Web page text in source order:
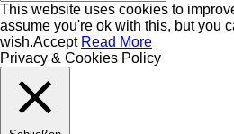
This website uses cookies to
assume you're ok with this, but you
wish.Accept Read More
Privacy & Cookies Policy